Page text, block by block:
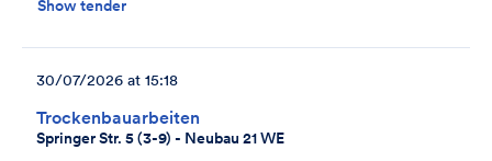
Show tender
Trockenbauarbeiten
Springer Str. 5 (3-9) - Neubau 21 WE
30/07/2026 at 15:18